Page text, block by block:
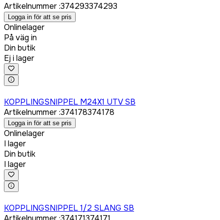
Artikelnummer:374293374293
Logga in för att se pris
Onlinelager
På väg in
Din butik
Ej i lager
KOPPLINGSNIPPEL M24X1 UTV SB
Artikelnummer:374178374178
Logga in för att se pris
Onlinelager
I lager
Din butik
I lager
KOPPLINGSNIPPEL 1/2 SLANG SB